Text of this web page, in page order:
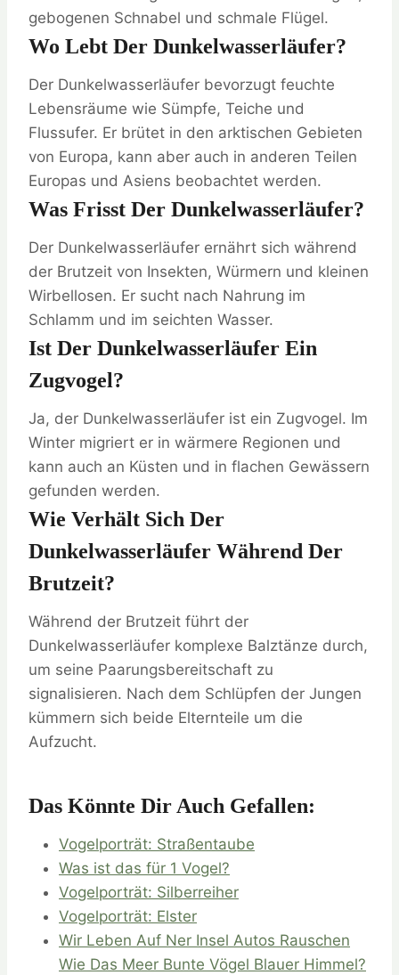
gebogenen Schnabel und schmale Flügel.
Wo Lebt Der Dunkelwasserläufer?
Der Dunkelwasserläufer bevorzugt feuchte
Lebensräume wie Sümpfe, Teiche und
Flussufer. Er brütet in den arktischen Gebieten
von Europa, kann aber auch in anderen Teilen
Europas und Asiens beobachtet werden.
Was Frisst Der Dunkelwasserläufer?
Der Dunkelwasserläufer ernährt sich während
der Brutzeit von Insekten, Würmern und kleinen
Wirbellosen. Er sucht nach Nahrung im
Schlamm und im seichten Wasser.
Ist Der Dunkelwasserläufer Ein
Zugvogel?
Ja, der Dunkelwasserläufer ist ein Zugvogel. Im
Winter migriert er in wärmere Regionen und
kann auch an Küsten und in flachen Gewässern
gefunden werden.
Wie Verhält Sich Der
Dunkelwasserläufer Während Der
Brutzeit?
Während der Brutzeit führt der
Dunkelwasserläufer komplexe Balztänze durch,
um seine Paarungsbereitschaft zu
signalisieren. Nach dem Schlüpfen der Jungen
kümmern sich beide Elternteile um die
Aufzucht.
Das Könnte Dir Auch Gefallen:
Vogelporträt: Straßentaube
Was ist das für 1 Vogel?
Vogelporträt: Silberreiher
Vogelporträt: Elster
Wir Leben Auf Ner Insel Autos Rauschen
Wie Das Meer Bunte Vögel Blauer Himmel?